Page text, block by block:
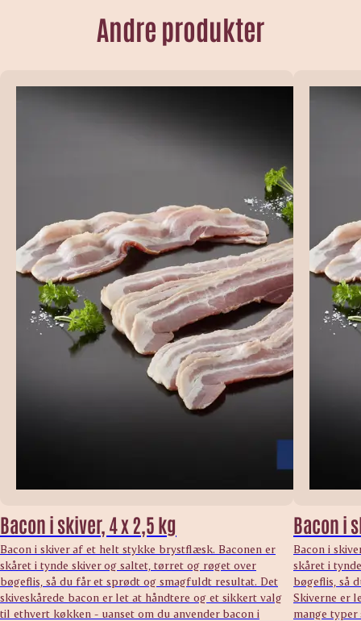
Andre produkter
Bacon i skiver, 4 x 2,5 kg
Bacon i skiver af et helt stykke brystflæsk. Baconen er
skåret i tynde skiver og saltet, tørret og røget over
bøgeflis, så du får et sprødt og smagfuldt resultat. Det
skiveskårede bacon er let at håndtere og et sikkert valg
til ethvert køkken - uanset om du anvender bacon i
Bacon i
Bacon i
skåret i
bøgeflis, så
Skiverne er
mange